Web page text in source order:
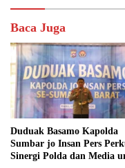
Baca Juga
Duduak Basamo Kapolda
Sumbar jo Insan Pers
Sinergi Polda dan Media